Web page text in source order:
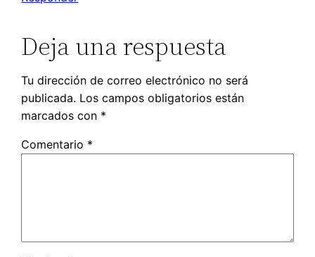
Deja una respuesta
Tu dirección de correo electrónico no será
publicada. Los campos obligatorios están
marcados con *
Comentario *